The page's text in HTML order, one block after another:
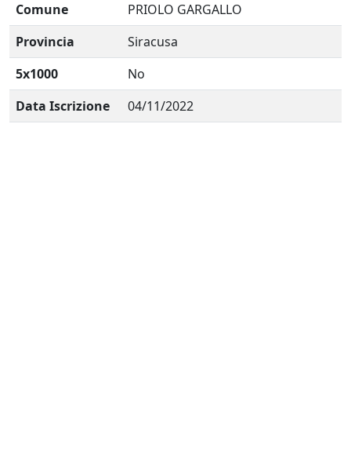
Comune
PRIOLO GARGALLO
Provincia
Siracusa
5x1000
No
Data Iscrizione
04/11/2022